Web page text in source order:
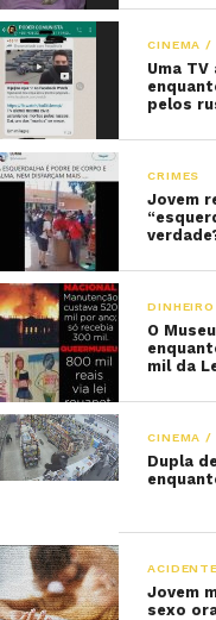
CINEMA /
Uma
pelos
CRIMES
Jovem
DINHEIRO
O
mil da
CINEMA /
Dupla
Jovem
sexo